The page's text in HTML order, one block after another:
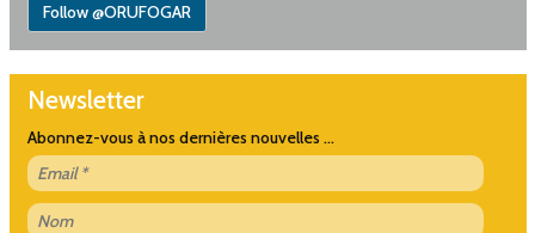
Follow @ORUFOGAR
Newsletter
Abonnez-vous à nos dernières nouvelles ...